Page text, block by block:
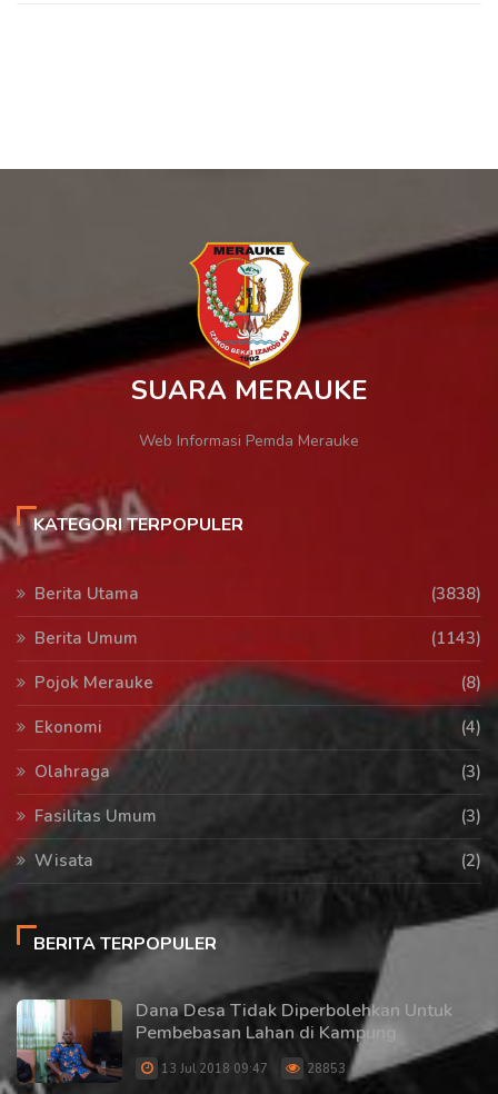
SUARA MERAUKE
Web Informasi Pemda Merauke
KATEGORI TERPOPULER
Berita Utama
(3838)
Berita Umum
(1143)
Pojok Merauke
(8)
Ekonomi
(4)
Olahraga
(3)
Fasilitas Umum
(3)
Wisata
(2)
BERITA TERPOPULER
Dana Desa Tidak Diperbolehkan Untuk
Pembebasan Lahan di Kampung
13 Jul 2018 09:47 28853